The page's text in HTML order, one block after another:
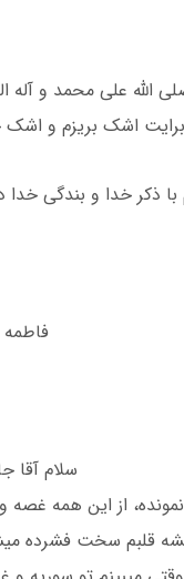
الله علی محمد و آله
ذکر خدا و بندگی
سلام آقا
از این همه غصه
قلبم سخت فشرده